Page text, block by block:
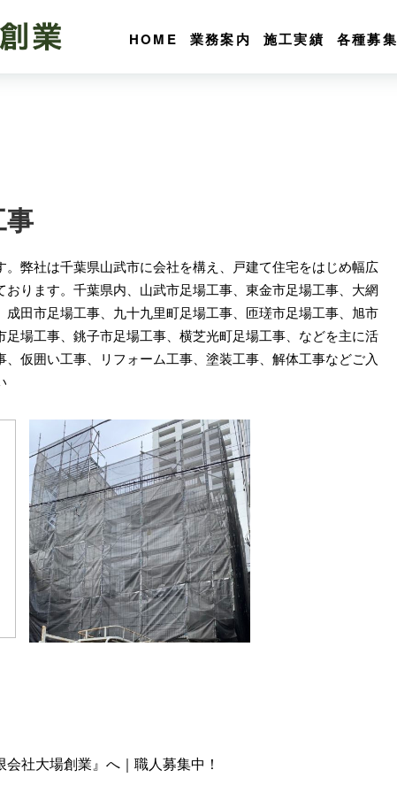
HOME 業務案内 施工実績 各種募集
。弊社は千葉県山武市に会社を構え、戸建て住宅をはじめ幅広
ります。千葉県内、山武市足場工事、東金市足場工事、大網
田市足場工事、九十九里町足場工事、匝瑳市足場工事、旭市
足場工事、銚子市足場工事、横芝光町足場工事、などを主に活
仮囲い工事、リフォーム工事、塗装工事、解体工事などご入
社大場創業』へ｜職人募集中！